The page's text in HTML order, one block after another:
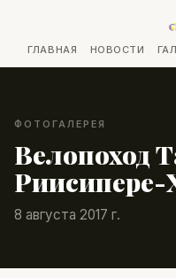
ГЛАВНАЯ НОВОСТИ
ФОТОГАЛЕРЕЯ
Велопоход
Риисипере-
8 августа 2017 г.